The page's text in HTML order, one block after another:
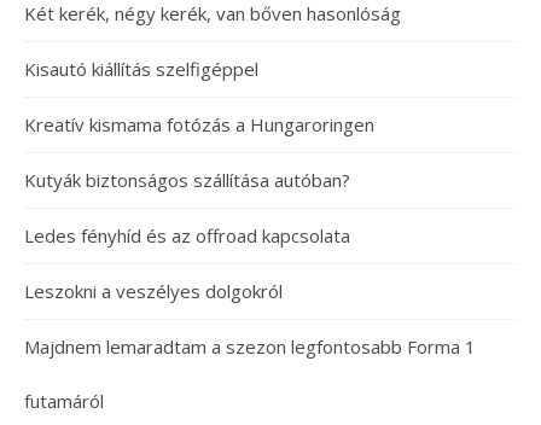
Két kerék, négy kerék, van bőven hasonlóság
Kisautó kiállítás szelfigéppel
Kreatív kismama fotózás a Hungaroringen
Kutyák biztonságos szállítása autóban?
Ledes fényhíd és az offroad kapcsolata
Leszokni a veszélyes dolgokról
Majdnem lemaradtam a szezon legfontosabb Forma 1
futamáról